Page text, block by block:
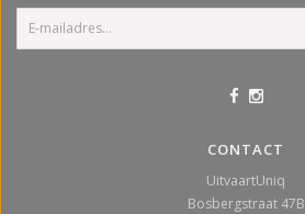
CONTACT
UitvaartUniq
Bosbergstraat 47B